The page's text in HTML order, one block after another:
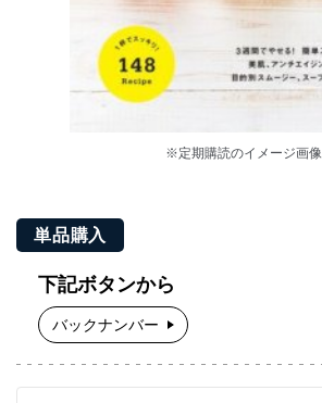
※定期購読のイメージ画像
単品購入
下記ボタンから
バックナンバー